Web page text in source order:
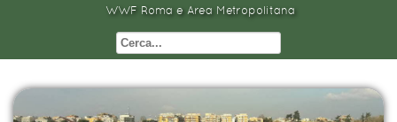
WWF Roma e Area Metropolitana